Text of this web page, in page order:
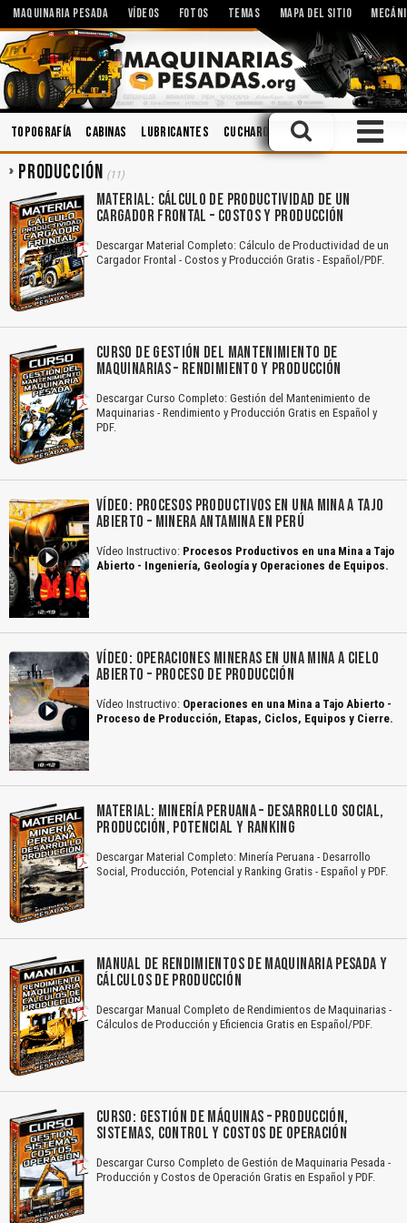
MAQUINARIA PESADA VÍDEOS FOTOS TEMAS MAPA DEL SITIO
Topografía Cabinas Lubricantes Cucharones Accidentes
PRODUCCIÓN (11)
MATERIAL: CÁLCULO DE PRODUCTIVIDAD DE UN
CARGADOR FRONTAL – COSTOS Y PRODUCCIÓN
Descargar Material Completo: Cálculo de Productividad de un
Cargador Frontal - Costos y Producción Gratis - Español/PDF.
CURSO DE GESTIÓN DEL MANTENIMIENTO DE
MAQUINARIAS – RENDIMIENTO Y PRODUCCIÓN
Descargar Curso Completo: Gestión del Mantenimiento de
Maquinarias - Rendimiento y Producción Gratis en Español y
PDF.
VÍDEO: PROCESOS PRODUCTIVOS EN UNA MINA A TAJO
ABIERTO – MINERA ANTAMINA EN PERÚ
Vídeo Instructivo: Procesos Productivos en una Mina a Tajo
Abierto - Ingeniería, Geología y Operaciones de Equipos.
VÍDEO: OPERACIONES MINERAS EN UNA MINA A CIELO
ABIERTO – PROCESO DE PRODUCCIÓN
Vídeo Instructivo: Operaciones en una Mina a Tajo Abierto -
Proceso de Producción, Etapas, Ciclos, Equipos y Cierre.
MATERIAL: MINERÍA PERUANA – DESARROLLO SOCIAL,
PRODUCCIÓN, POTENCIAL Y RANKING
Descargar Material Completo: Minería Peruana - Desarrollo
Social, Producción, Potencial y Ranking Gratis - Español y PDF.
MANUAL DE RENDIMIENTOS DE MAQUINARIA PESADA Y
CÁLCULOS DE PRODUCCIÓN
Descargar Manual Completo de Rendimientos de Maquinarias -
Cálculos de Producción y Eficiencia Gratis en Español/PDF.
CURSO: GESTIÓN DE MÁQUINAS – PRODUCCIÓN,
SISTEMAS, CONTROL Y COSTOS DE OPERACIÓN
Descargar Curso Completo de Gestión de Maquinaria Pesada -
Producción y Costos de Operación Gratis en Español y PDF.